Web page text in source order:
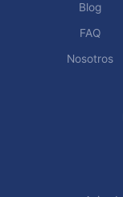
Blog
FAQ
Nosotros